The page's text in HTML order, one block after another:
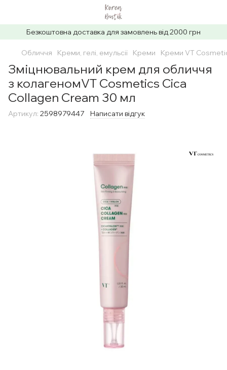
Безкоштовна доставка для замовлень від 2000 грн
Обличчя Креми, гелі, емульсії Креми Креми VT
Зміцнювальний крем для обличчя
з колагеномVT Cosmetics Cica
Collagen Cream 30 мл
Артикул: 2598979447 Написати відгук